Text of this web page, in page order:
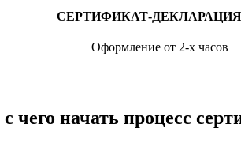
СЕРТИФИКАТ-
Оформление от 2-х часов
чего начать процесс